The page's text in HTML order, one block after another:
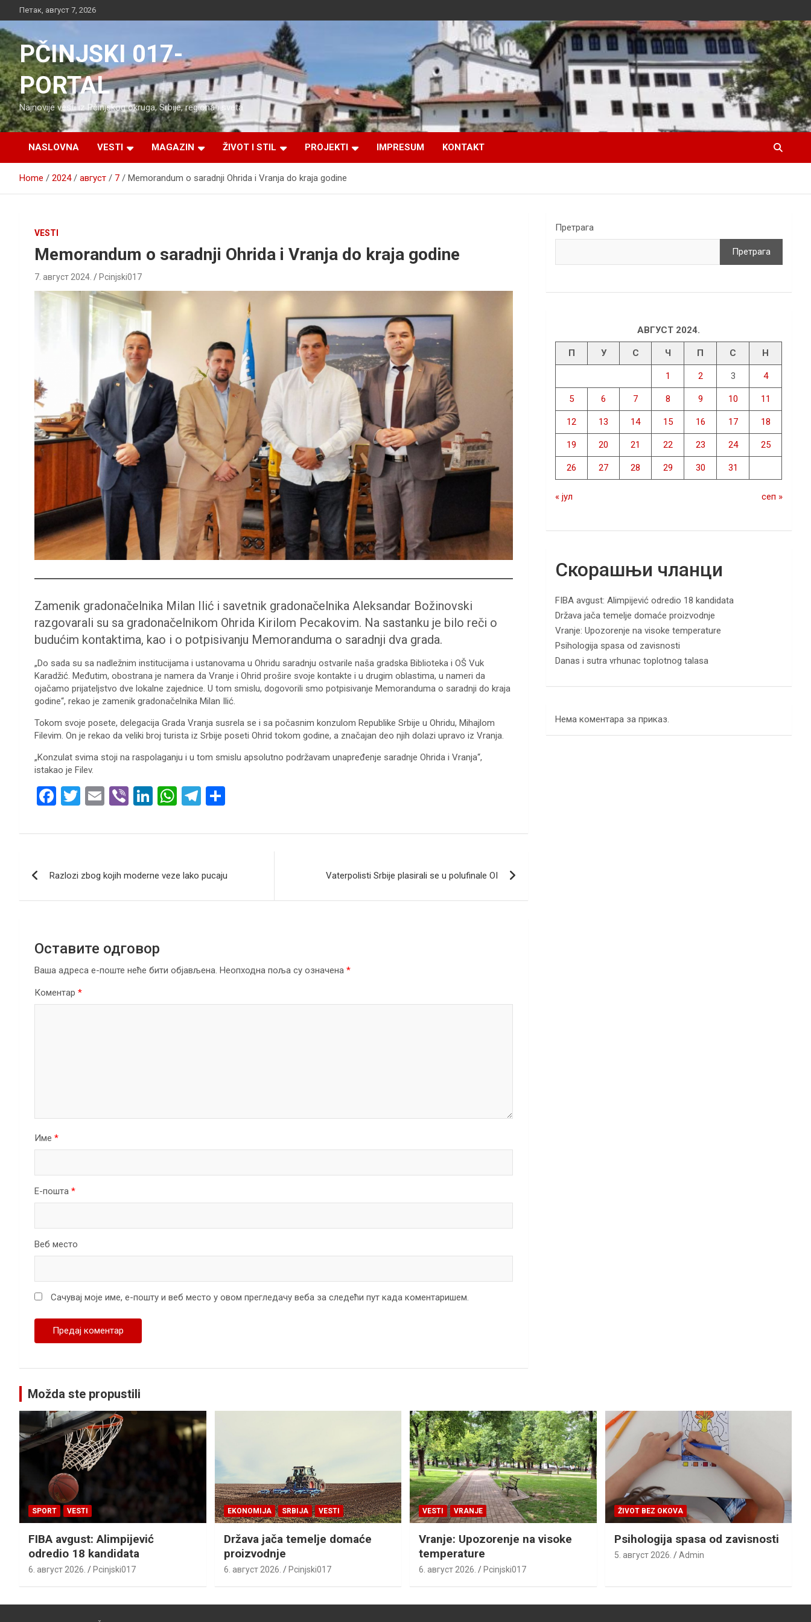
to
content
Петак, август 7, 2026
PČINJSKI 017-
PORTAL
Najnovije vesti iz Pčinjskog okruga, Srbije, regiona i sveta
NASLOVNA VESTI MAGAZIN ŽIVOT I STIL PROJEKTI IMPRESUM KONTAKT
Home 2024 август 7 Memorandum o saradnji Ohrida i Vranja do kraja godine
VESTI
Memorandum o saradnji Ohrida i Vranja do kraja godine
7. август 2024. Pcinjski017
Zamenik gradonačelnika Milan Ilić i savetnik gradonačelnika Aleksandar Božinovski
razgovarali su sa gradonačelnikom Ohrida Kirilom Pecakovim. Na sastanku je bilo reči o
budućim kontaktima, kao i o potpisivanju Memoranduma o saradnji dva grada.
„Do sada su sa nadležnim institucijama i ustanovama u Ohridu saradnju ostvarile naša gradska Biblioteka i OŠ Vuk
Karadžić. Međutim, obostrana je namera da Vranje i Ohrid prošire svoje kontakte i u drugim oblastima, u nameri da
ojačamo prijateljstvo dve lokalne zajednice. U tom smislu, dogovorili smo potpisivanje Memoranduma o saradnji do kraja
godine“, rekao je zamenik gradonačelnika Milan Ilić.
Tokom svoje posete, delegacija Grada Vranja susrela se i sa počasnim konzulom Republike Srbije u Ohridu, Mihajlom
Filevim. On je rekao da veliki broj turista iz Srbije poseti Ohrid tokom godine, a značajan deo njih dolazi upravo iz Vranja.
„Konzulat svima stoji na raspolaganju i u tom smislu apsolutno podržavam unapređenje saradnje Ohrida i Vranja“,
istakao je Filev.
F
ce
o
T
tt
E
ail
Vi
er
Li
ke
n
W
at
A
T
e
a
ar
чланка
Razlozi zbog kojih moderne veze lako pucaju Vaterpolisti Srbije plasirali se u polufinale OI
Оставите одговор
Ваша адреса е-поште неће бити објављена. Неопходна поља су означена *
Коментар *
Име *
Е-пошта *
Веб место
Сачувај моје име, е-пошту и веб место у овом прегледачу веба за следећи пут када коментаришем.
Претрага
Претрага
АВГУСТ 2024.
П У С Ч П С Н
1 2 3 4
5 6 7 8 9 10 11
12 13 14 15 16 17 18
19 20 21 22 23 24 25
26 27 28 29 30 31
« јул сеп »
Скорашњи чланци
FIBA avgust: Alimpijević odredio 18 kandidata
Država jača temelje domaće proizvodnje
Vranje: Upozorenje na visoke temperature
Psihologija spasa od zavisnosti
Danas i sutra vrhunac toplotnog talasa
Нема коментара за приказ.
Možda ste propustili
SPORT VESTI
FIBA avgust: Alimpijević
odredio 18 kandidata
6. август 2026. Pcinjski017
EKONOMIJA SRBIJA VESTI
Država jača temelje domaće
proizvodnje
6. август 2026. Pcinjski017
VESTI VRANJE
Vranje: Upozorenje na visoke
temperature
6. август 2026. Pcinjski017
ŽIVOT BEZ OKOVA
Psihologija spasa od zavisnosti
5. август 2026. Admin